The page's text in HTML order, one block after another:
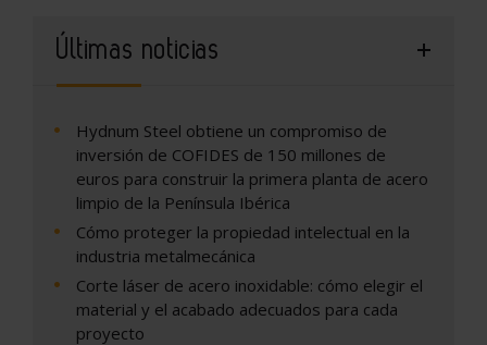
Últimas noticias
Hydnum Steel obtiene un compromiso de
inversión de COFIDES de 150 millones de
euros para construir la primera planta de acero
limpio de la Península Ibérica
Cómo proteger la propiedad intelectual en la
industria metalmecánica
Corte láser de acero inoxidable: cómo elegir el
material y el acabado adecuados para cada
proyecto